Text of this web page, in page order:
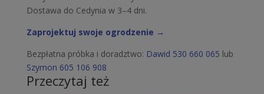
Dostawa do Cedynia w 3–4 dni.
Zaprojektuj swoje ogrodzenie →
Bezpłatna próbka i doradztwo: Dawid 530 660 065 lub
Szymon 605 106 908
Przeczytaj też